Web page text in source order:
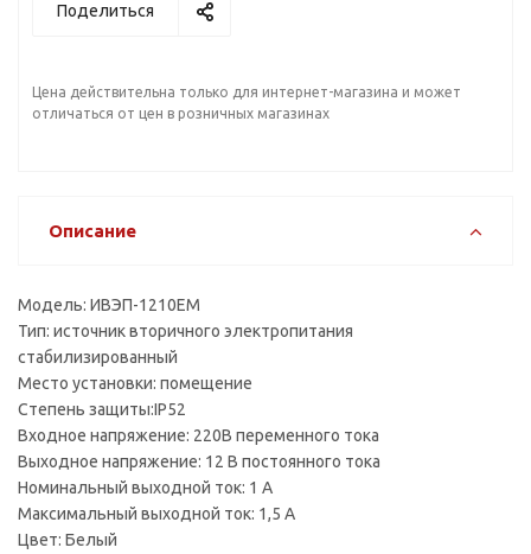
Поделиться
Цена действительна только для интернет-магазина и может
отличаться от цен в розничных магазинах
Описание
Модель: ИВЭП-1210ЕM
Тип: источник вторичного электропитания
стабилизированный
Место установки: помещение
Степень защиты:IP52
Входное напряжение: 220В переменного тока
Выходное напряжение: 12 B постоянного тока
Номинальный выходной ток: 1 А
Максимальный выходной ток: 1,5 А
Цвет: Белый